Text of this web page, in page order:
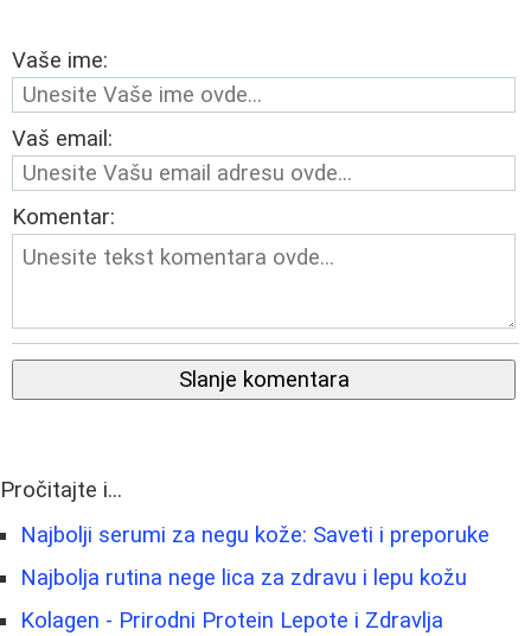
Vaše ime:
Vaš email:
Komentar:
Slanje komentara
Pročitajte i...
Najbolji serumi za negu kože: Saveti i preporuke
Najbolja rutina nege lica za zdravu i lepu kožu
Kolagen - Prirodni Protein Lepote i Zdravlja